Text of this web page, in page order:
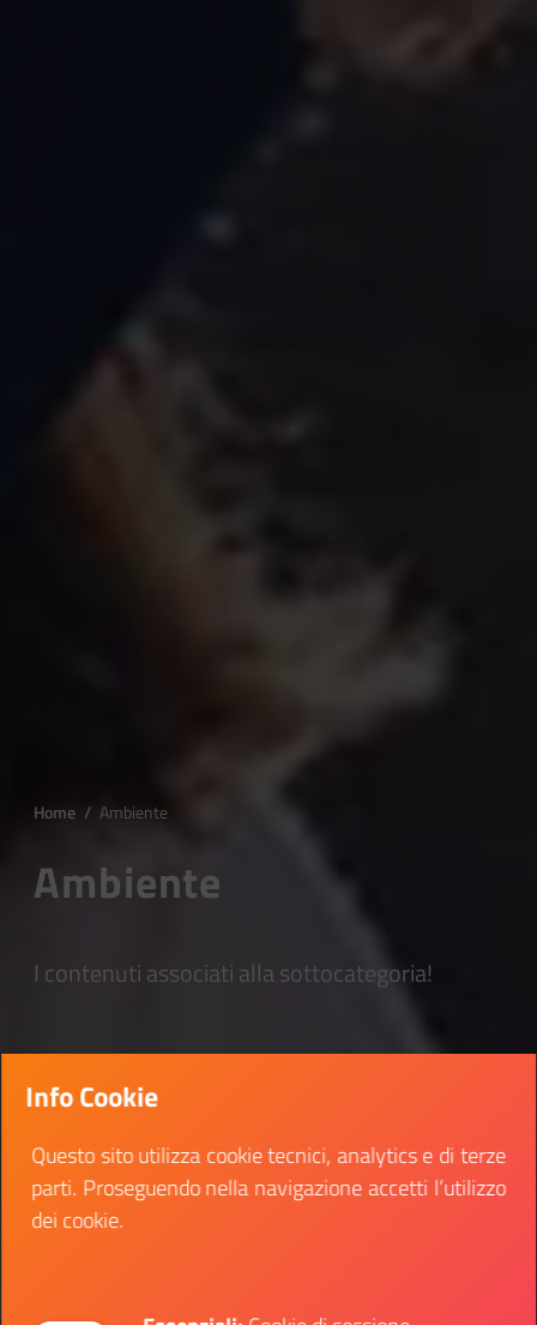
Home / Ambiente
Ambiente
I contenuti associati alla sottocategoria!
Info Cookie
Questo sito utilizza cookie tecnici, analytics e di terze
parti. Proseguendo nella navigazione accetti l’utilizzo
dei cookie.